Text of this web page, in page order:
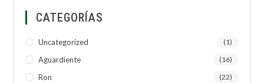
CATEGORÍAS
Uncategorized (1)
Aguardiente (16)
Ron (22)